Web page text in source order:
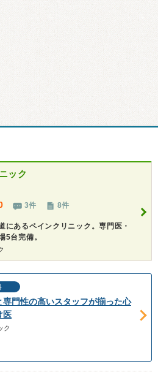
ック
3件 8件
にあるペインクリニック。専門医・
5台完備。
専門性の高いスタッフが揃った心
医
ク